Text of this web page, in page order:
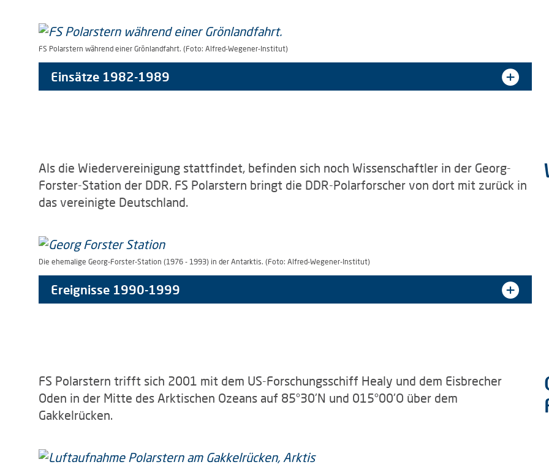
FS Polarstern während einer Grönlandfahrt. (Foto: Alfred-Wegener-Institut)
Einsätze 1982-1989
Als die Wiedervereinigung stattfindet, befinden sich noch Wissenschaftler in der Georg-
Forster-Station der DDR. FS Polarstern bringt die DDR-Polarforscher von dort mit zurück in
das vereinigte Deutschland.
Die ehemalige Georg-Forster-Station (1976 - 1993) in der Antarktis. (Foto: Alfred-Wegener-Institut)
Ereignisse 1990-1999
FS Polarstern trifft sich 2001 mit dem US-Forschungsschiff Healy und dem Eisbrecher
Oden in der Mitte des Arktischen Ozeans auf 85°30'N und 015°00'O über dem
Gakkelrücken.